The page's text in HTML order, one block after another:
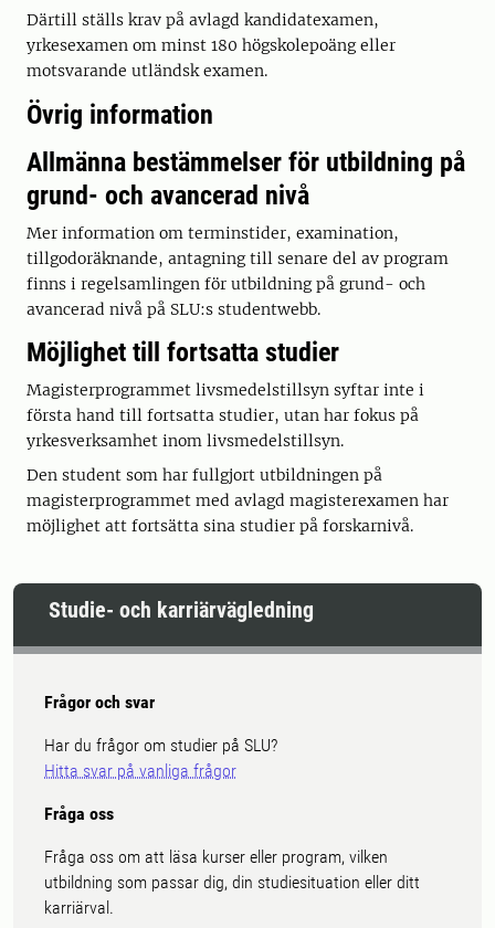
Därtill ställs krav på avlagd kandidatexamen,
yrkesexamen om minst 180 högskolepoäng eller
motsvarande utländsk examen.
Övrig information
Allmänna bestämmelser för utbildning på
grund- och avancerad nivå
Mer information om terminstider, examination,
tillgodoräknande, antagning till senare del av program
finns i regelsamlingen för utbildning på grund- och
avancerad nivå på SLU:s studentwebb.
Möjlighet till fortsatta studier
Magisterprogrammet livsmedelstillsyn syftar inte i
första hand till fortsatta studier, utan har fokus på
yrkesverksamhet inom livsmedelstillsyn.
Den student som har fullgjort utbildningen på
magisterprogrammet med avlagd magisterexamen har
möjlighet att fortsätta sina studier på forskarnivå.
Studie- och karriärvägledning
Frågor och svar
Har du frågor om studier på SLU?
Hitta svar på vanliga frågor
Fråga oss
Fråga oss om att läsa kurser eller program, vilken
utbildning som passar dig, din studiesituation eller ditt
karriärval.